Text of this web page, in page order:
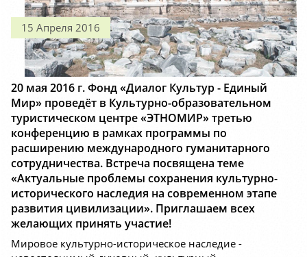
15 Апреля 2016
20 мая 2016 г. Фонд «Диалог Культур - Единый
Мир» проведёт в Культурно-образовательном
туристическом центре «ЭТНОМИР» третью
конференцию в рамках программы по
расширению международного гуманитарного
сотрудничества. Встреча посвящена теме
«Актуальные проблемы сохранения культурно-
исторического наследия на современном этапе
развития цивилизации». Приглашаем всех
желающих принять участие!
Мировое культурно-историческое наследие -